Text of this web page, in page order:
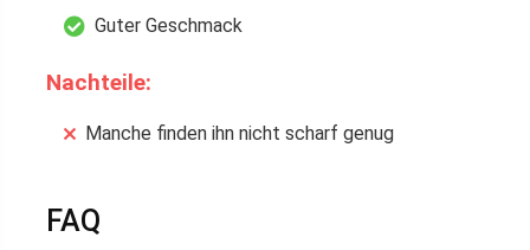
Guter Geschmack
Nachteile:
Manche finden ihn nicht scharf genug
FAQ